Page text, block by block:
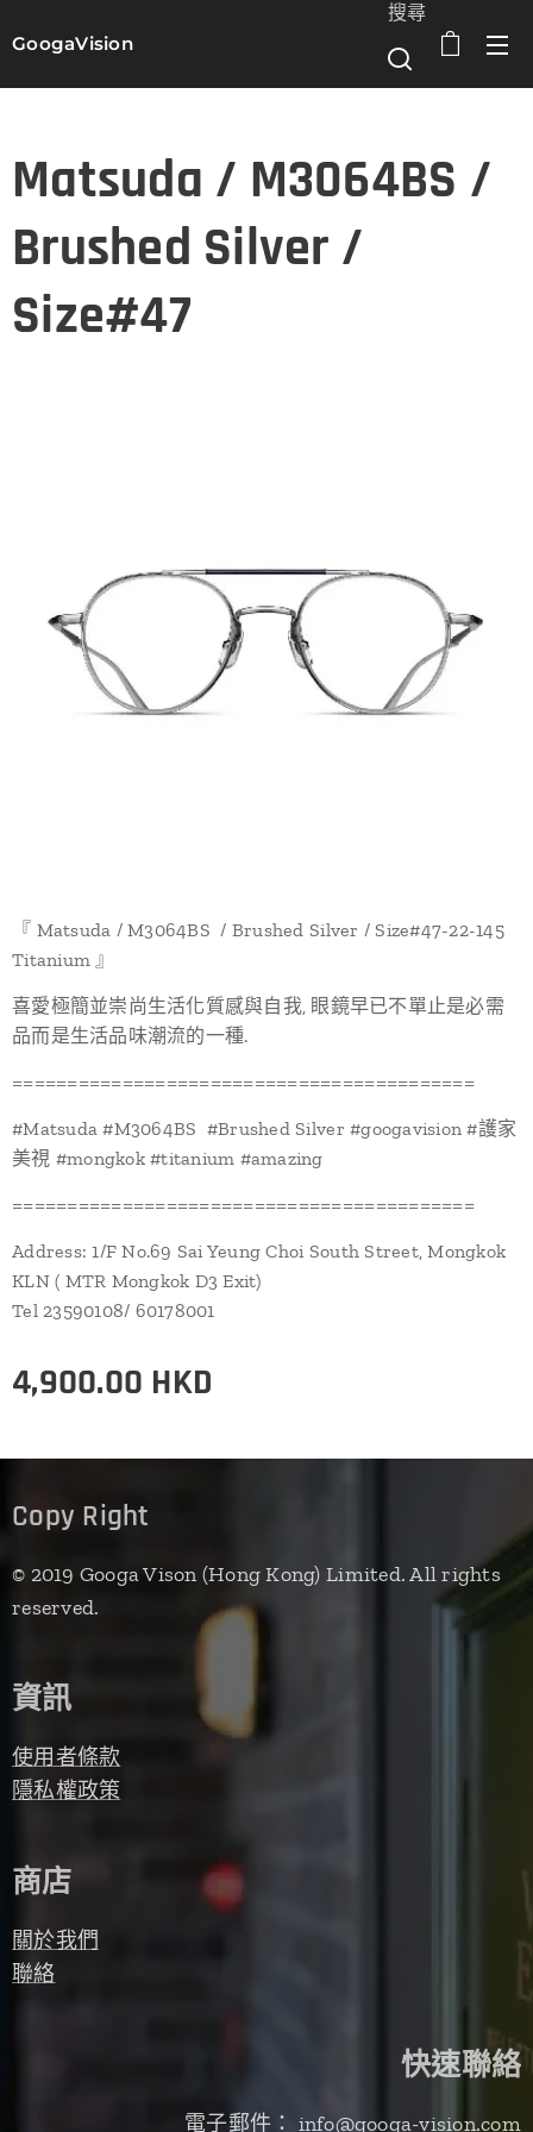
GoogaVision
搜尋
Matsuda / M3064BS /
Brushed Silver /
Size#47
『 Matsuda / M3064BS / Brushed Silver / Size#47-22-145
Titanium 』
喜愛極簡並崇尚生活化質感與自我, 眼鏡早已不單止是必需
品而是生活品味潮流的一種.
==========================================
#Matsuda #M3064BS #Brushed Silver #googavision #護家
美視 #mongkok #titanium #amazing
==========================================
Address: 1/F No.69 Sai Yeung Choi South Street, Mongkok
KLN ( MTR Mongkok D3 Exit)
Tel 23590108/ 60178001
4,900.00 HKD
Copy Right
© 2019 Googa Vison (Hong Kong) Limited. All rights
reserved.
資訊
使用者條款
隱私權政策
商店
關於我們
聯絡
快速聯絡
電子郵件： info@googa-vision.com